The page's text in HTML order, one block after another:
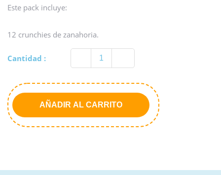
Este pack incluye:
12 crunchies de zanahoria.
Cantidad :
AÑADIR AL CARRITO